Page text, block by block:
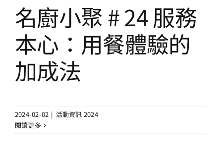
名廚小聚 # 24 服務
本心：用餐體驗的
加成法
2024-02-02 | 活動資訊 2024
閱讀更多